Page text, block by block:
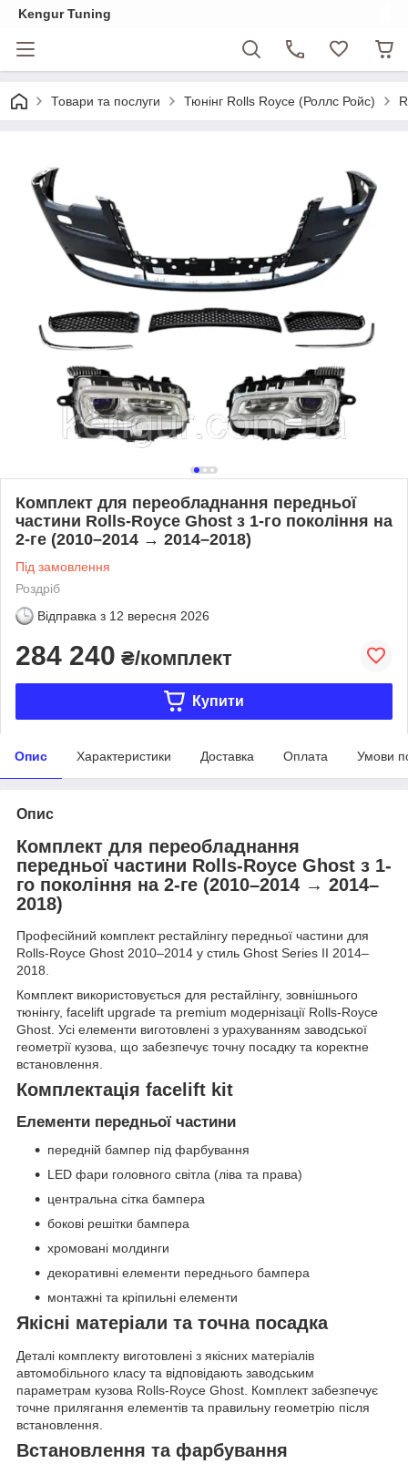
Kengur Tuning
Товари та послуги Тюнінг Rolls Royce (Роллс Ройс)
Комплект для переобладнання передньої
частини Rolls-Royce Ghost з 1-го покоління на
2-ге (2010–2014 → 2014–2018)
Під замовлення
Роздріб
Відправка з 12 вересня 2026
284 240 ₴/комплект
Купити
Опис Характеристики Доставка Оплата Умови
Опис
Комплект для переобладнання
передньої частини Rolls-Royce Ghost з 1-
го покоління на 2-ге (2010–2014 → 2014–
2018)
Професійний комплект рестайлінгу передньої частини для
Rolls-Royce Ghost 2010–2014 у стиль Ghost Series II 2014–
2018.
Комплект використовується для рестайлінгу, зовнішнього
тюнінгу, facelift upgrade та premium модернізації Rolls-Royce
Ghost. Усі елементи виготовлені з урахуванням заводської
геометрії кузова, що забезпечує точну посадку та коректне
встановлення.
Комплектація facelift kit
Елементи передньої частини
передній бампер під фарбування
LED фари головного світла (ліва та права)
центральна сітка бампера
бокові решітки бампера
хромовані молдинги
декоративні елементи переднього бампера
монтажні та кріпильні елементи
Якісні матеріали та точна посадка
Деталі комплекту виготовлені з якісних матеріалів
автомобільного класу та відповідають заводським
параметрам кузова Rolls-Royce Ghost. Комплект забезпечує
точне прилягання елементів та правильну геометрію після
встановлення.
Встановлення та фарбування